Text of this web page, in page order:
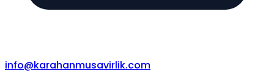
info@karahanmusavirlik.com